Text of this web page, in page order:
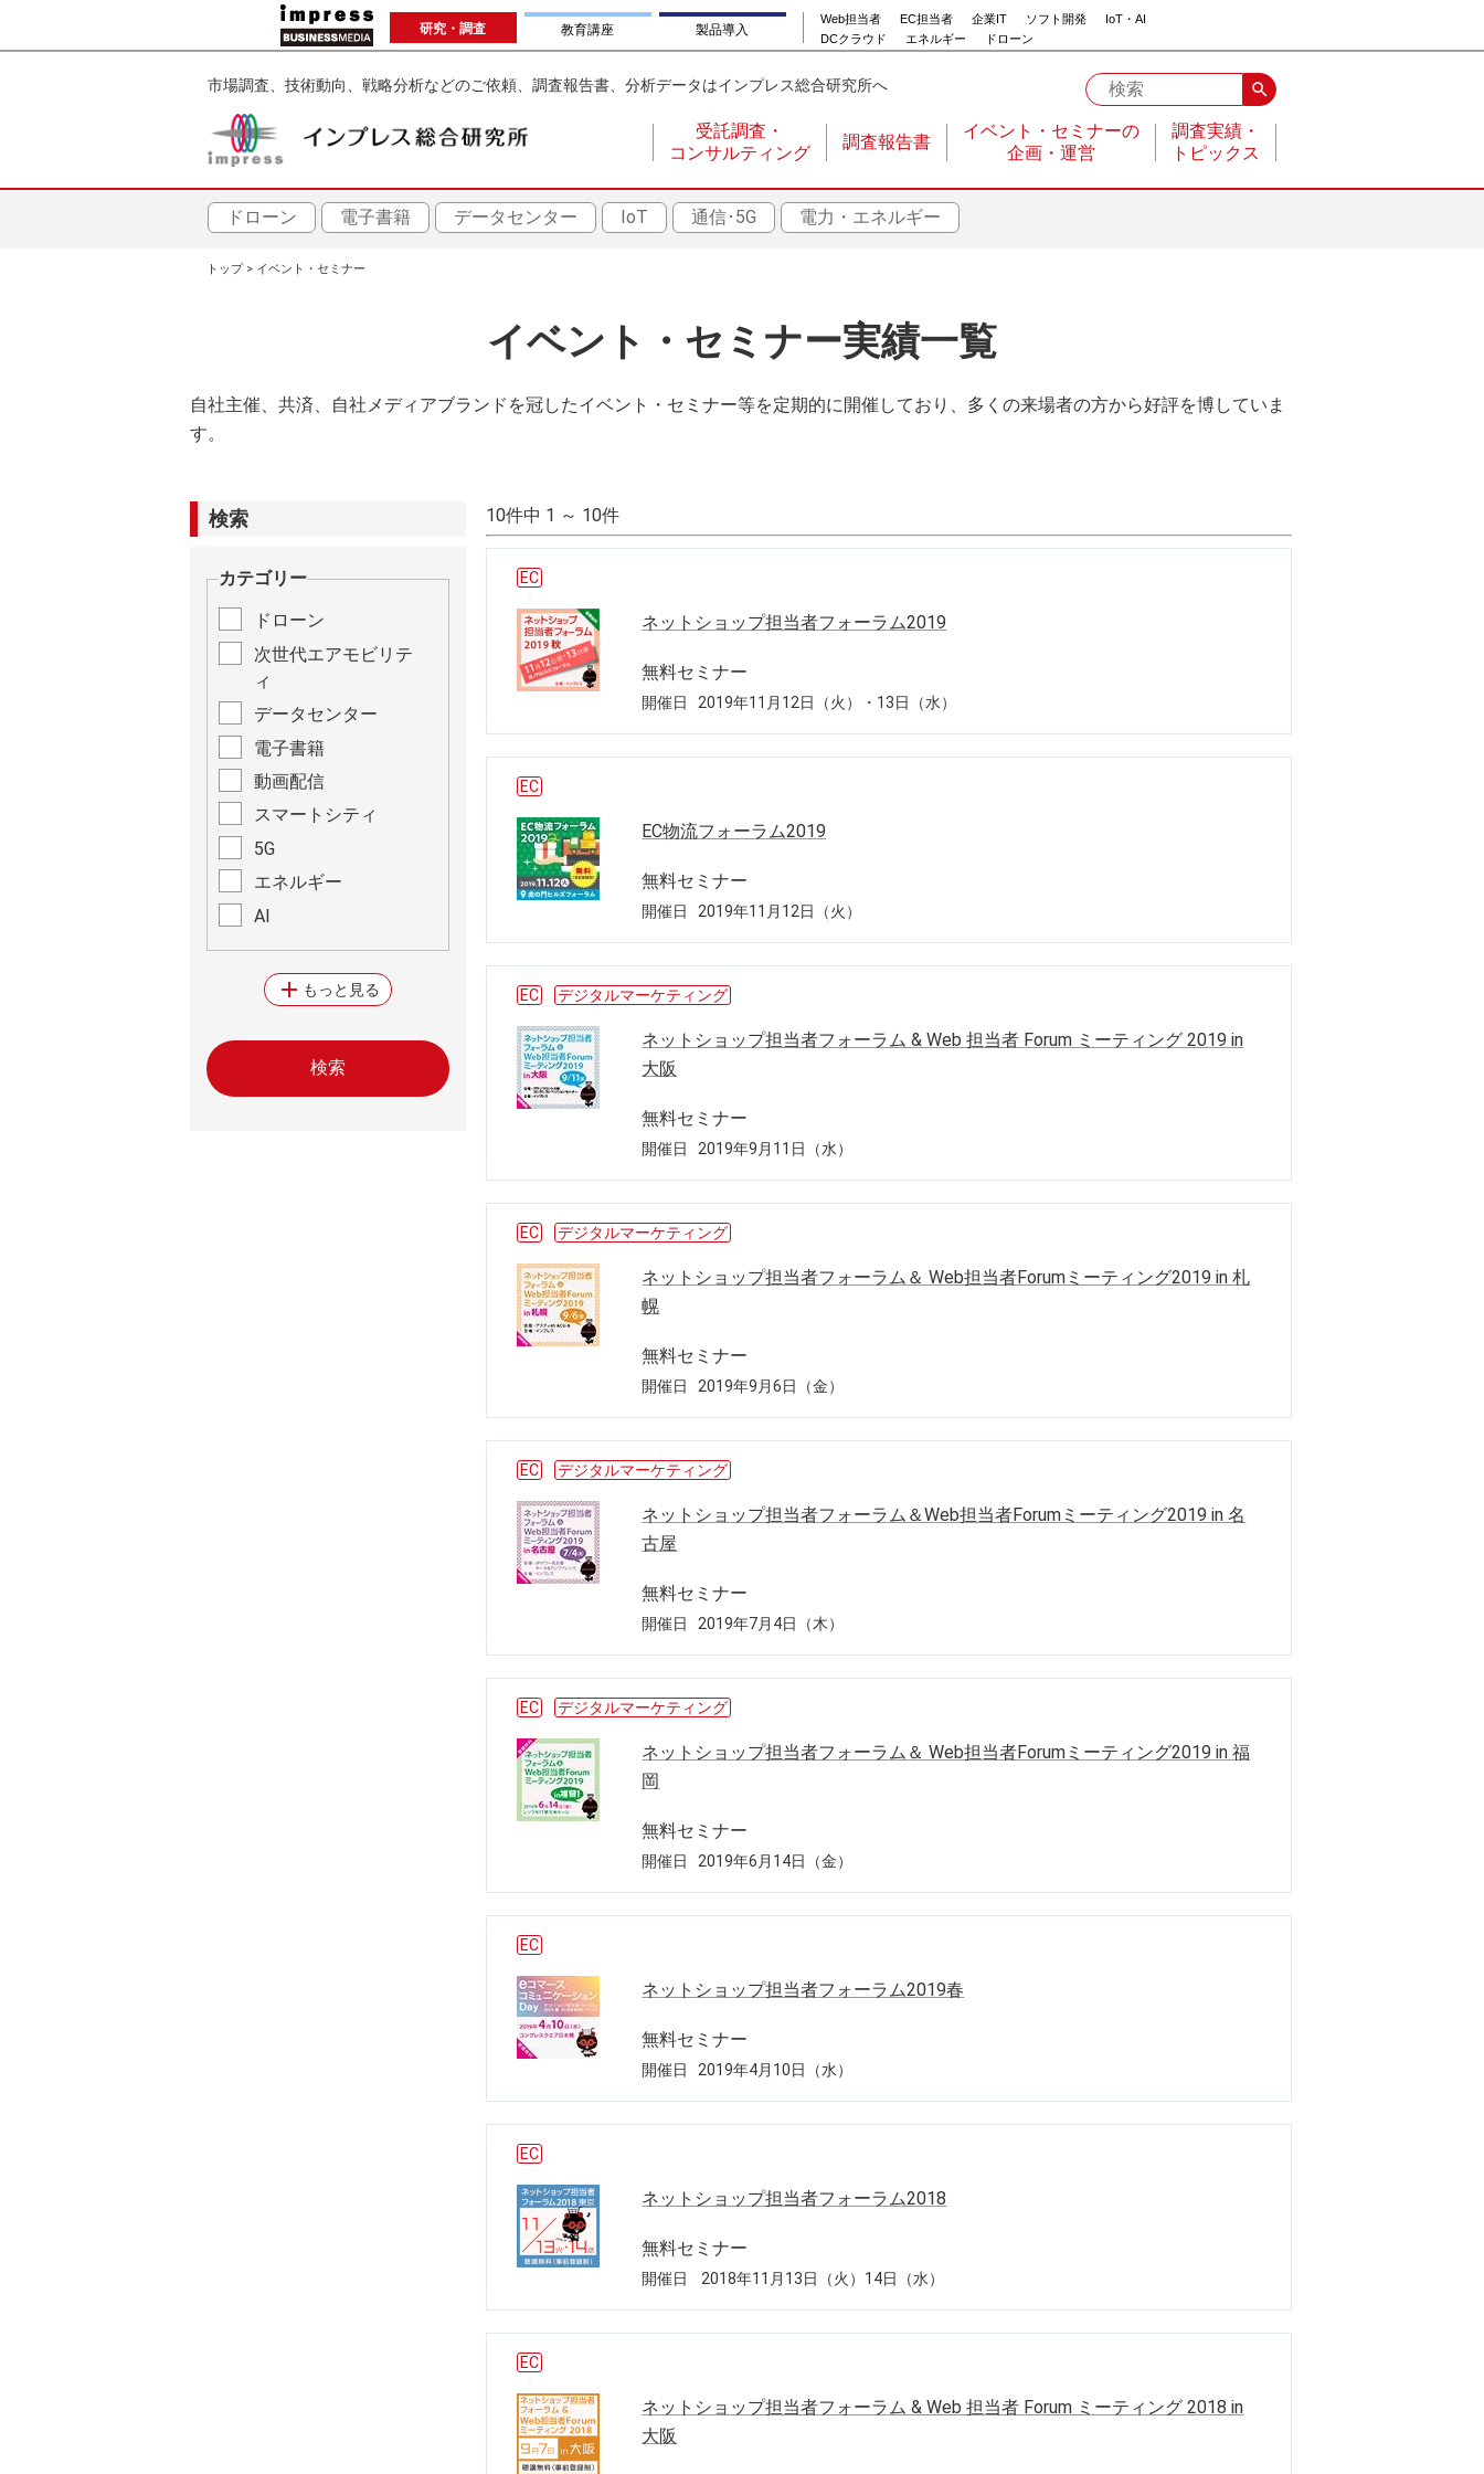
ン
研究・調査 教育講座 製品導入
Web担当者 EC担当者 企業IT ソフト開発
IoT・AI
DCクラウド
エネルギー ドローン
市場調査、技術動向、戦略分析などのご依頼、調査報告書、分析データはインプレス総合研究所へ search
メ
イ
ー
ョ
受託調査・
コンサルティング
調査報告書
イベント・セミナーの
企画・運営
調査実績・
トピックス
ドローン 電子書籍 データセンター IoT 通信･5G 電力・エネルギー
ず
トップ イベント・セミナー
イベント・セミナー実績一覧
自社主催、共済、自社メディアブランドを冠したイベント・セミナー等を定期的に開催しており、多くの来場者の方から好評を博していま
す。
検索
カテゴリー
ドローン
次世代エアモビリテ
ィ
データセンター
電子書籍
動画配信
スマートシティ
5G
エネルギー
AI
add もっと見る
10件中 1 ～ 10件
EC
ネットショップ担当者フォーラム2019
無料セミナー
開催日 2019年11月12日（火）・13日（水）
EC
EC物流フォーラム2019
無料セミナー
開催日 2019年11月12日（火）
EC デジタルマーケティング
ネットショップ担当者フォーラム & Web 担当者 Forum ミーティング 2019 in
大阪
無料セミナー
開催日 2019年9月11日（水）
EC デジタルマーケティング
ネットショップ担当者フォーラム＆ Web担当者Forumミーティング2019 in 札
幌
無料セミナー
開催日 2019年9月6日（金）
EC デジタルマーケティング
ネットショップ担当者フォーラム＆Web担当者Forumミーティング2019 in 名
古屋
無料セミナー
開催日 2019年7月4日（木）
EC デジタルマーケティング
ネットショップ担当者フォーラム＆ Web担当者Forumミーティング2019 in 福
岡
無料セミナー
開催日 2019年6月14日（金）
EC
ネットショップ担当者フォーラム2019春
無料セミナー
開催日 2019年4月10日（水）
EC
ネットショップ担当者フォーラム2018
無料セミナー
開催日 2018年11月13日（火）14日（水）
EC
ネットショップ担当者フォーラム & Web 担当者 Forum ミーティング 2018 in
大阪